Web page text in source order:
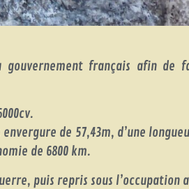
gouvernement français afin de
de 57,43m, d’une
de 6800 km.
puis repris sous l’occupation